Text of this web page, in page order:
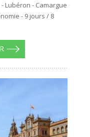
Lubéron - Camargue
- 9 jours / 8